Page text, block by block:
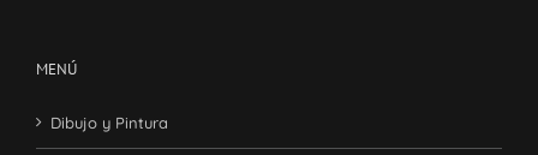
MENÚ
Dibujo y Pintura